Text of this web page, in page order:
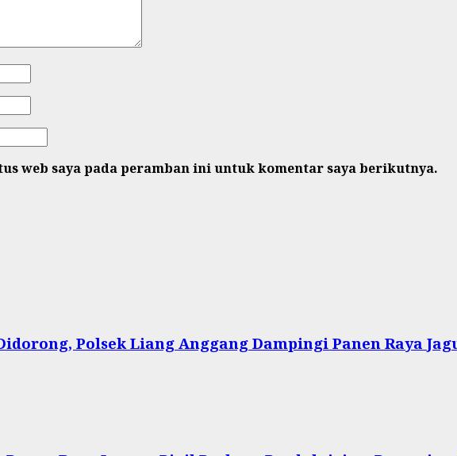
web saya pada peramban ini untuk komentar saya berikutnya.
Polsek Liang Anggang Dampingi Panen Raya